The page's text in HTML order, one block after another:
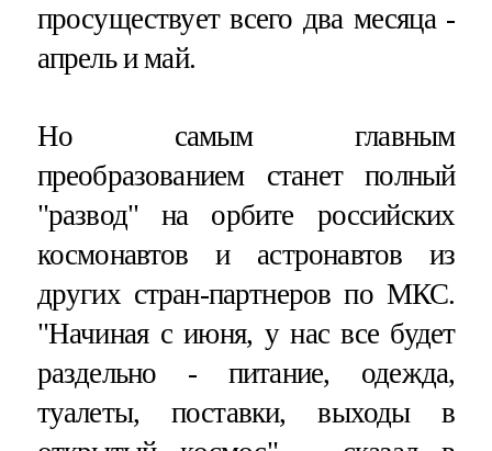
просуществует всего два месяца -
апрель и май.
Но самым главным
преобразованием станет полный
"развод" на орбите российских
космонавтов и астронавтов из
других стран-партнеров по МКС.
"Начиная с июня, у нас все будет
раздельно - питание, одежда,
туалеты, поставки, выходы в